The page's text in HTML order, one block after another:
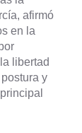
afirmó
en la
libertad
y